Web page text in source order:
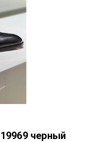
черный